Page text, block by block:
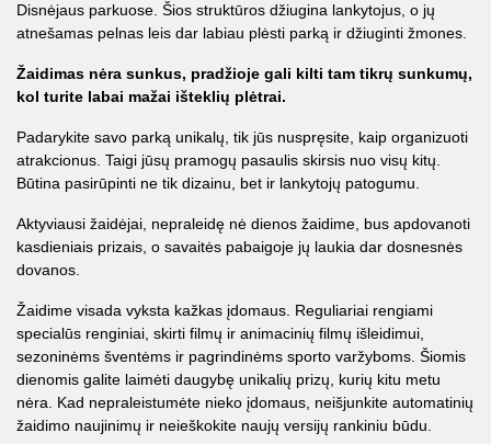
Disnėjaus parkuose. Šios struktūros džiugina lankytojus, o jų
atnešamas pelnas leis dar labiau plėsti parką ir džiuginti žmones.
Žaidimas nėra sunkus, pradžioje gali kilti tam tikrų sunkumų,
kol turite labai mažai išteklių plėtrai.
Padarykite savo parką unikalų, tik jūs nuspręsite, kaip organizuoti
atrakcionus. Taigi jūsų pramogų pasaulis skirsis nuo visų kitų.
Būtina pasirūpinti ne tik dizainu, bet ir lankytojų patogumu.
Aktyviausi žaidėjai, nepraleidę nė dienos žaidime, bus apdovanoti
kasdieniais prizais, o savaitės pabaigoje jų laukia dar dosnesnės
dovanos.
Žaidime visada vyksta kažkas įdomaus. Reguliariai rengiami
specialūs renginiai, skirti filmų ir animacinių filmų išleidimui,
sezoninėms šventėms ir pagrindinėms sporto varžyboms. Šiomis
dienomis galite laimėti daugybę unikalių prizų, kurių kitu metu
nėra. Kad nepraleistumėte nieko įdomaus, neišjunkite automatinių
žaidimo naujinimų ir neieškokite naujų versijų rankiniu būdu.